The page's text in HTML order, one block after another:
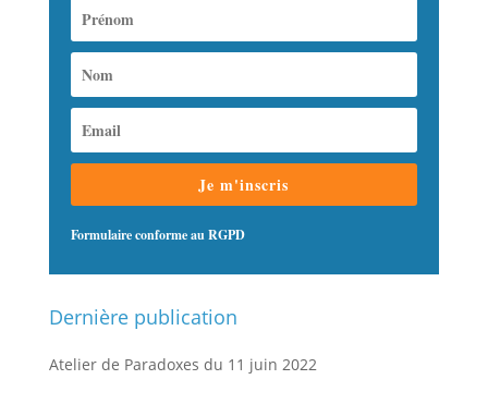
Je m'inscris
Formulaire conforme au RGPD
Dernière publication
Atelier de Paradoxes du 11 juin 2022